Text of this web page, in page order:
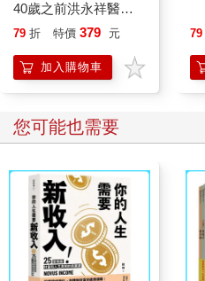
40歲之前洪永祥醫師
就告訴我這些事
79 折 特價 379 元
加入購物車
79
您可能也需要